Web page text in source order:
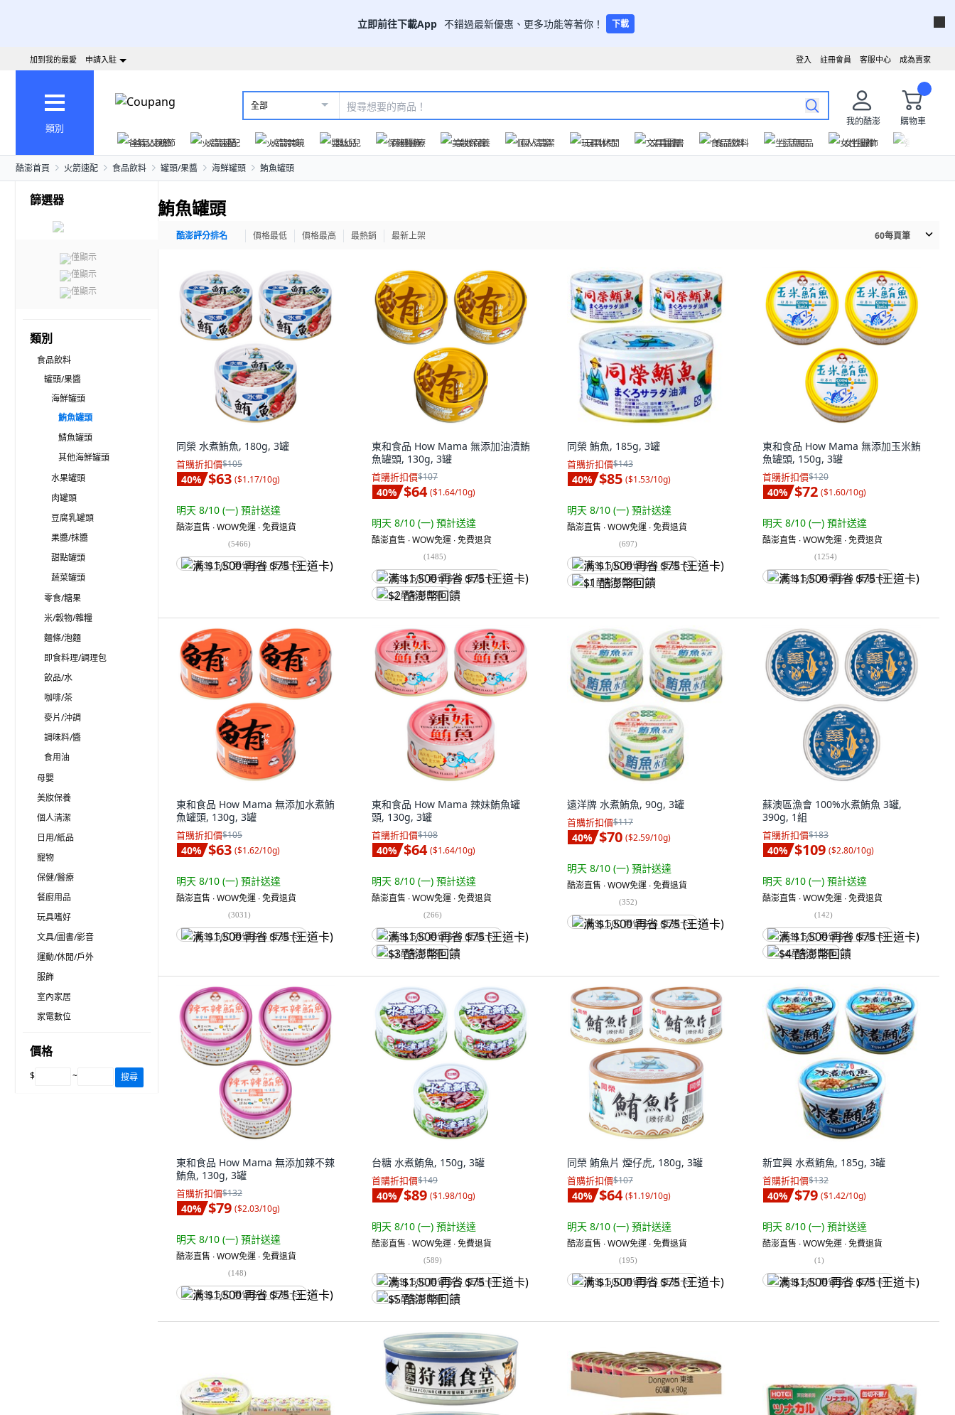
立即前往下載App 不錯過最新優惠、更多功能等著你！ 下載
成為賣家
客服中心
註冊會員
登入
加到我的最愛 申請入駐
類別
全部
我的酷澎
購物車
爸氣父親節
火箭速配 火箭跨境 嬰幼兒 保健醫療 美妝保養 個人清潔 玩具休閒 文具圖書 食品飲料 生活用品 女性服飾
酷澎首頁 火箭速配 食品飲料 罐頭/果醬 海鮮罐頭 鮪魚罐頭
篩選器
僅顯示
僅顯示
僅顯示
類別
食品飲料
罐頭/果醬
海鮮罐頭
鮪魚罐頭
鯖魚罐頭
其他海鮮罐頭
水果罐頭
肉罐頭
豆腐乳罐頭
果醬/抹醬
甜點罐頭
蔬菜罐頭
零食/糖果
米/穀物/雜糧
麵條/泡麵
即食料理/調理包
飲品/水
咖啡/茶
麥片/沖調
調味料/醬
食用油
母嬰
美妝保養
個人清潔
日用/紙品
寵物
保健/醫療
餐廚用品
玩具嗜好
文具/圖書/影音
運動/休閒/戶外
服飾
室內家居
家電數位
價格
$ ~ 搜尋
鮪魚罐頭
酷澎評分排名 價格最低 價格最高 最熱銷 最新上架 60每頁筆
同榮 水煮鮪魚, 180g, 3罐
首購折扣價$105
40% $63 ($1.17/10g)
明天 8/10 (一) 預計送達
酷澎直售 ∙ WOW免運 ∙ 免費退貨
(5466)
满 $1,500 再省 $75 (王道卡)
東和食品 How Mama 無添加油漬鮪
魚罐頭, 130g, 3罐
首購折扣價$107
40% $64 ($1.64/10g)
明天 8/10 (一) 預計送達
酷澎直售 ∙ WOW免運 ∙ 免費退貨
(1485)
满 $1,500 再省 $75 (王道卡)
$2 酷澎幣回饋
同榮 鮪魚, 185g, 3罐
首購折扣價$143
40% $85 ($1.53/10g)
明天 8/10 (一) 預計送達
酷澎直售 ∙ WOW免運 ∙ 免費退貨
(697)
满 $1,500 再省 $75 (王道卡)
$1 酷澎幣回饋
東和食品 How Mama 無添加玉米鮪
魚罐頭, 150g, 3罐
首購折扣價$120
40% $72 ($1.60/10g)
明天 8/10 (一) 預計送達
酷澎直售 ∙ WOW免運 ∙ 免費退貨
(1254)
满 $1,500 再省 $75 (王道卡)
東和食品 How Mama 無添加水煮鮪
魚罐頭, 130g, 3罐
首購折扣價$105
40% $63 ($1.62/10g)
明天 8/10 (一) 預計送達
酷澎直售 ∙ WOW免運 ∙ 免費退貨
(3031)
满 $1,500 再省 $75 (王道卡)
東和食品 How Mama 辣妹鮪魚罐
頭, 130g, 3罐
首購折扣價$108
40% $64 ($1.64/10g)
明天 8/10 (一) 預計送達
酷澎直售 ∙ WOW免運 ∙ 免費退貨
(266)
满 $1,500 再省 $75 (王道卡)
$3 酷澎幣回饋
遠洋牌 水煮鮪魚, 90g, 3罐
首購折扣價$117
40% $70 ($2.59/10g)
明天 8/10 (一) 預計送達
酷澎直售 ∙ WOW免運 ∙ 免費退貨
(352)
满 $1,500 再省 $75 (王道卡)
蘇澳區漁會 100%水煮鮪魚 3罐,
390g, 1組
首購折扣價$183
40% $109 ($2.80/10g)
明天 8/10 (一) 預計送達
酷澎直售 ∙ WOW免運 ∙ 免費退貨
(142)
满 $1,500 再省 $75 (王道卡)
$4 酷澎幣回饋
東和食品 How Mama 無添加辣不辣
鮪魚, 130g, 3罐
首購折扣價$132
40% $79 ($2.03/10g)
明天 8/10 (一) 預計送達
酷澎直售 ∙ WOW免運 ∙ 免費退貨
(148)
满 $1,500 再省 $75 (王道卡)
台糖 水煮鮪魚, 150g, 3罐
首購折扣價$149
40% $89 ($1.98/10g)
明天 8/10 (一) 預計送達
酷澎直售 ∙ WOW免運 ∙ 免費退貨
(589)
满 $1,500 再省 $75 (王道卡)
$5 酷澎幣回饋
同榮 鮪魚片 煙仔虎, 180g, 3罐
首購折扣價$107
40% $64 ($1.19/10g)
明天 8/10 (一) 預計送達
酷澎直售 ∙ WOW免運 ∙ 免費退貨
(195)
满 $1,500 再省 $75 (王道卡)
新宜興 水煮鮪魚, 185g, 3罐
首購折扣價$132
40% $79 ($1.42/10g)
明天 8/10 (一) 預計送達
酷澎直售 ∙ WOW免運 ∙ 免費退貨
(1)
满 $1,500 再省 $75 (王道卡)